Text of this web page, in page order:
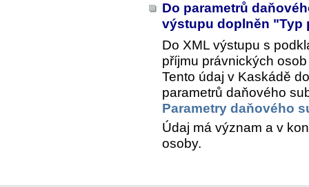
Do parametrů
výstupu doplněn
Do XML výstupu s
příjmu právnických
Tento údaj v Kaskádě
parametrů daňového
Parametry daňového
Údaj má význam a v
osoby.